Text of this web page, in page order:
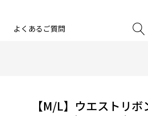
よくあるご質問
【M/L】ウエストリ